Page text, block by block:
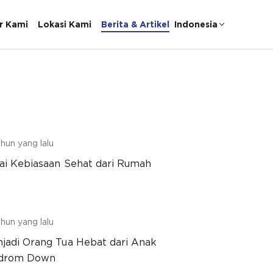
Kami Lokasi Kami Berita & Artikel Indonesia
yang lalu
Kebiasaan Sehat dari Rumah
yang lalu
Orang Tua Hebat dari Anak
Down